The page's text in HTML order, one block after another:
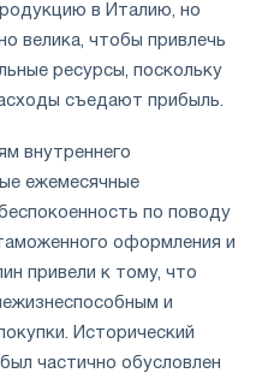
в Италию, но
велика, чтобы привлечь
ресурсы, поскольку
съедают прибыль.
внутреннего
ежемесячные
по поводу
оформления и
привели к тому, что
и
Исторический
частично обусловлен